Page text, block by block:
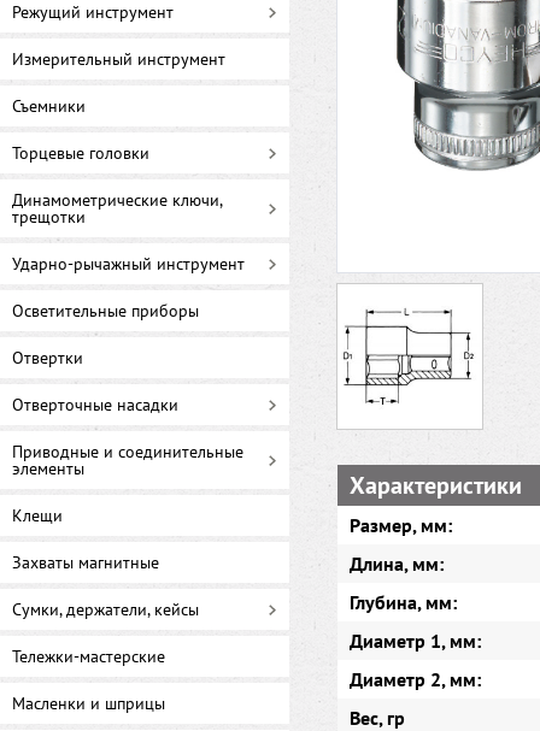
Режущий инструмент
Измерительный инструмент
Съемники
Торцевые головки
Динамометрические ключи,
трещотки
Ударно-рычажный инструмент
Осветительные приборы
Отвертки
Отверточные насадки
Приводные и соединительные
элементы
Клещи
Захваты магнитные
Сумки, держатели, кейсы
Тележки-мастерские
Масленки и шприцы
Характеристики
Размер, мм:
Длина, мм:
Глубина, мм:
Диаметр 1, мм:
Диаметр 2, мм:
Вес, гр